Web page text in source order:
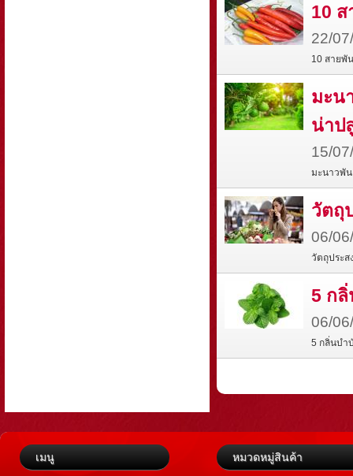
10
22/
10 สายพั
มะน
น่าป
15/
มะนาวพัน
วัตถุ
06/
วัตถุประส
5 ก
06/
5 กลิ่นบำ
เมนู หมวดหมู่สินค้า